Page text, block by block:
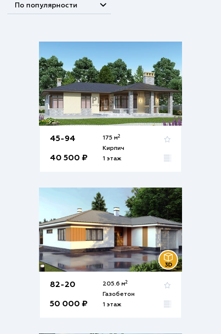
По популярности
45-94
40 500 ₽
175 м2
Кирпич
1 этаж
82-20
50 000 ₽
205.6 м2
Газобетон
1 этаж